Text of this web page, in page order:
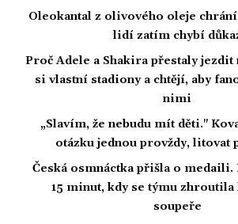
Oleokantal z olivového oleje
lidí zatím chybí
Proč Adele a Shakira přestaly jezdit
si vlastní stadiony a chtějí, aby
nimi
„Slavím, že nebudu mít děti."
otázku jednou provždy, litovat
Česká osmnáctka přišla o medaili.
15 minut, kdy se týmu zhroutila
soupeře